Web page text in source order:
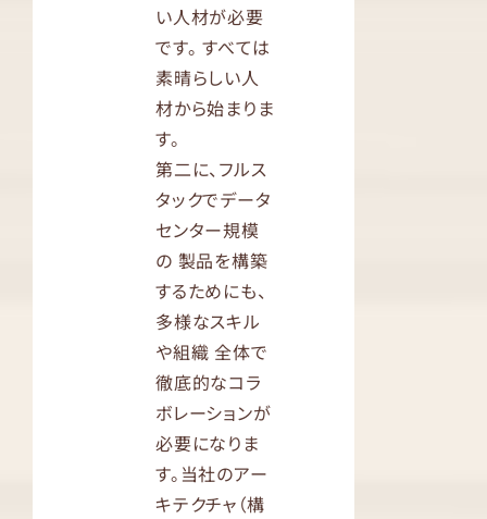
い人材が必要
です。 すべては
素晴らしい人
材から始まりま
す。
第二に、フルス
タックでデータ
センター規模
の 製品を構築
するためにも、
多様なスキル
や組織 全体で
徹底的なコラ
ボレーションが
必要になりま
す。当社のアー
キテクチャ（構